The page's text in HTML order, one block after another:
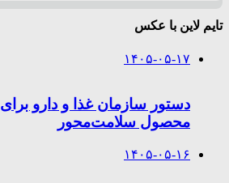
تایم لاین با عکس
۱۴۰۵-۰۵-۱۷
محصول سلامت‌محور
۱۴۰۵-۰۵-۱۶